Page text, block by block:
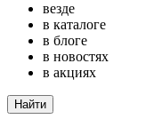
везде
в каталоге
в блоге
в новостях
в акциях
Найти